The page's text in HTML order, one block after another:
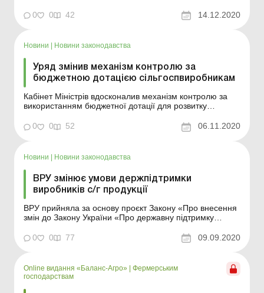
особа, яка претендує на отримання державної
підтримки, зобов’язана повідомити Державну податкову
0 0 42 14.12.2020
Новини Новини законодавства
Уряд змінив механізм контролю за
бюджетною дотацією сільгоспвиробникам
Кабінет Міністрів вдосконалив механізм контролю за
використанням бюджетної дотації для розвитку
удосконалення механізму контролю за використанням
бюджетної дотації для розвитку сільськогосподарських
0 0 52 06.11.2020
Новини | Новини законодавства
ВРУ змінює умови держпідтримки
виробників с/г продукції
ВРУ прийняла за основу проєкт Закону «Про внесення
змін до Закону України «Про державну підтримку
Україні щодо функціонування Державного аграрного
реєстру та удосконалення державної підтримки
0 0 77 09.09.2020
Online видання «Баланс-Агро» | Фермерським
господарствам